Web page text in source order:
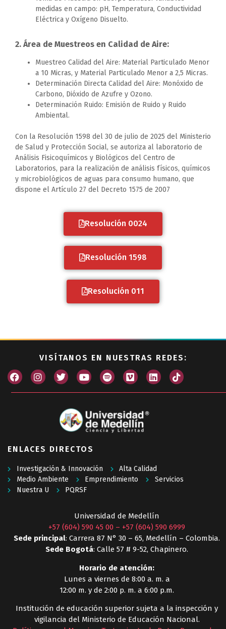
medidas en campo: pH, Temperatura, Conductividad
Eléctrica y Oxígeno Disuelto.
2. Área de Muestreos en Calidad de Aire:
Muestreo Calidad del Aire: Material Particulado Menor
a 10 Micras, y Material Particulado Menor a 2,5 Micras.
Determinación Directa Calidad del Aire: Monóxido de
Carbono, Dióxido de Azufre y Ozono.
Determinación Ruido: Emisión de Ruido y Ruido
Ambiental.
Con la Resolución 1598 del 30 de julio de 2025 del Ministerio
de Salud y Protección Social, se autoriza al laboratorio de
Análisis Fisicoquímicos y Biológicos del Centro de
Laboratorios, para la realización de análisis físicos, químicos
y microbiológicos de aguas para consumo humano, que
dispone el Artículo 27 del Decreto 1575 de 2007
Resolución 0024
Resolución 1598
Resolución 011
VISÍTANOS EN NUESTRAS REDES:
ENLACES DIRECTOS
Investigación & Innovación
Alta Calidad
Medio Ambiente
Emprendimiento
Servicios
Nuestra U
PQRSF
Universidad de Medellín
+57 (604) 590 45 00 – +57 (604) 590 6999
Sede principal: Carrera 87 N° 30 – 65, Medellín – Colombia.
Sede Bogotá: Calle 57 # 9-52, Chapinero.
Horario de atención:
Lunes a viernes de 8:00 a. m. a
12:00 m. y de 2:00 p. m. a 6:00 p.m.
Institución de educación superior sujeta a la inspección y
vigilancia del Ministerio de Educación Nacional.